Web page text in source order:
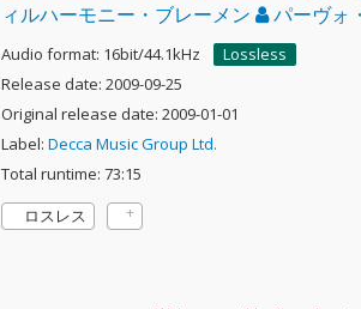
ィルハーモニー・ブレーメン
パーヴォ
Audio format: 16bit/44.1kHz
Lossless
Release date: 2009-09-25
Original release date: 2009-01-01
Label: Decca Music Group Ltd.
Total runtime: 73:15
ロスレス